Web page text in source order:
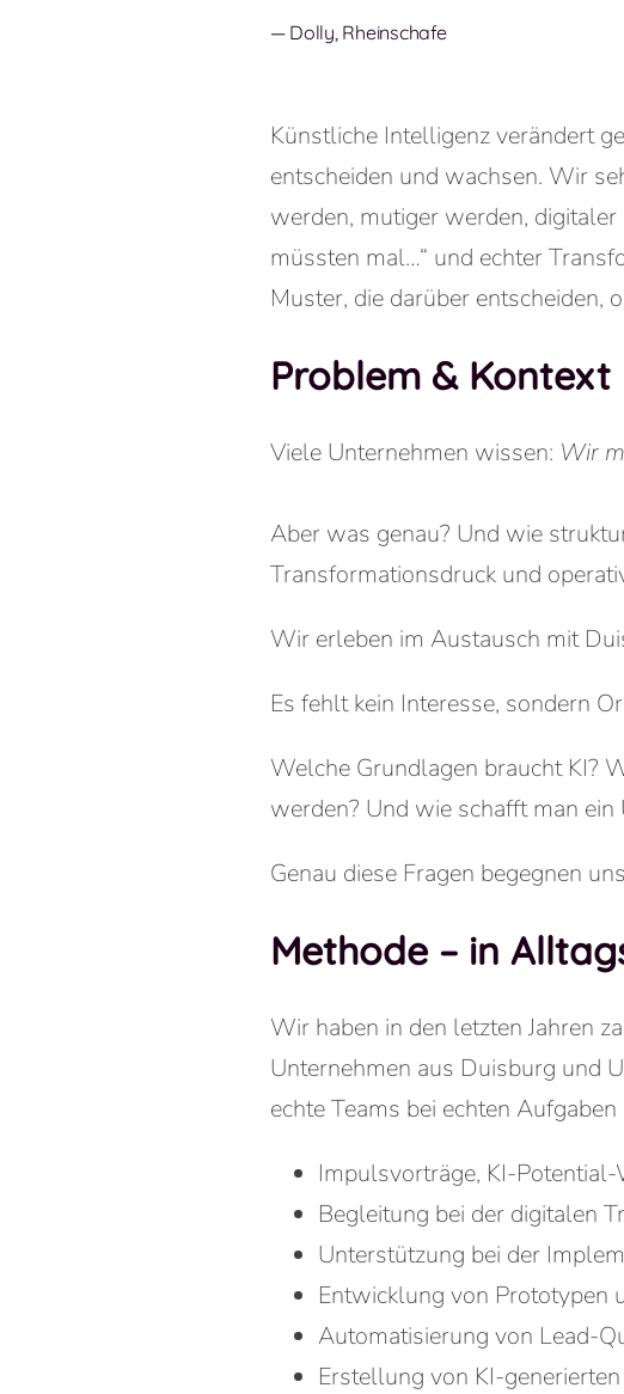
— Dolly, Rheinschafe
Künstliche Intelligenz verändert
entscheiden und wachsen. Wir
werden, mutiger werden,
müssten mal…“ und echter
Muster, die darüber entscheiden,
Problem & Kontext
Viele Unternehmen wissen: Wir
Aber was genau? Und wie
Transformationsdruck und
Wir erleben im Austausch mit
Es fehlt kein Interesse, sondern
Welche Grundlagen braucht KI?
werden? Und wie schafft man
Genau diese Fragen begegnen
Methode – in
Wir haben in den letzten Jahren
Unternehmen aus Duisburg und
echte Teams bei echten
Impulsvorträge, KI-
Begleitung bei der digitalen
Unterstützung bei der
Entwicklung von Prototypen
Automatisierung von Lead-
Erstellung von KI-